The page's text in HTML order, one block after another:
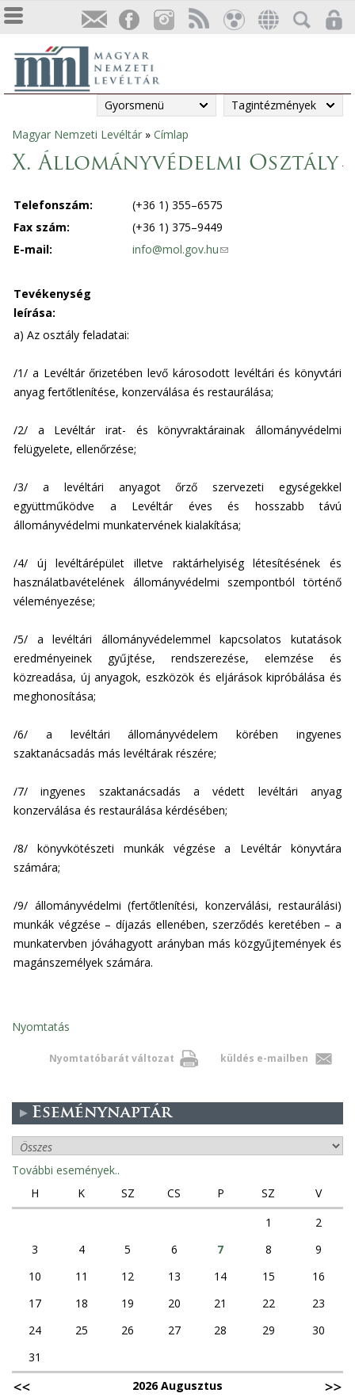
Gyorsmenü Tagintézmények
Jelenlegi
hely
Magyar Nemzeti Levéltár » Címlap
X. Állományvédelmi Osztály
Telefonszám:
(+36 1) 355–6575
Fax szám:
(+36 1) 375–9449
E-mail:
info@mol.gov.hu(
n
d
e
a
l
Tevékenység
leírása:
a) Az osztály feladatai:
/1/ a Levéltár őrizetében levő károsodott levéltári és könyvtári
anyag fertőtlenítése, konzerválása és restaurálása;
/2/ a Levéltár irat- és könyvraktárainak állományvédelmi
felügyelete, ellenőrzése;
/3/ a levéltári anyagot őrző szervezeti egységekkel
együttműködve a Levéltár éves és hosszabb távú
állományvédelmi munkatervének kialakítása;
/4/ új levéltárépület illetve raktárhelyiség létesítésének és
használatbavételének állományvédelmi szempontból történő
véleményezése;
/5/ a levéltári állományvédelemmel kapcsolatos kutatások
eredményeinek gyűjtése, rendszerezése, elemzése és
közreadása, új anyagok, eszközök és eljárások kipróbálása és
meghonosítása;
/6/ a levéltári állományvédelem körében ingyenes
szaktanácsadás más levéltárak részére;
/7/ ingyenes szaktanácsadás a védett levéltári anyag
konzerválása és restaurálása kérdésében;
/8/ könyvkötészeti munkák végzése a Levéltár könyvtára
számára;
/9/ állományvédelmi (fertőtlenítési, konzerválási, restaurálási)
munkák végzése – díjazás ellenében, szerződés keretében – a
munkatervben jóváhagyott arányban más közgyűjtemények és
magánszemélyek számára.
Nyomtatás
Nyomtatóbarát változat küldés e-mailben
Eseménynaptár
További események..
H
K SZ CS P SZ
V
1
2
3
4 5 6 7 8
9
10
11 12 13 14 15
16
17
18 19 20 21 22
23
24
25 26 27 28 29
30
31
2026 Augusztus